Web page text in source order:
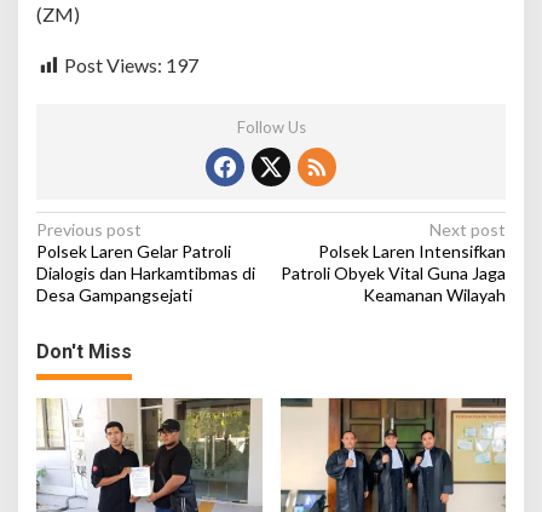
(ZM)
Post Views: 197
Follow Us
P
o
s
t
n
a
v
i
Previous post
Polsek Laren Gelar Patroli
Dialogis dan Harkamtibmas di
Desa Gampangsejati
Next post
Polsek Laren Intensifkan
Patroli Obyek Vital Guna Jaga
Keamanan Wilayah
Don't Miss